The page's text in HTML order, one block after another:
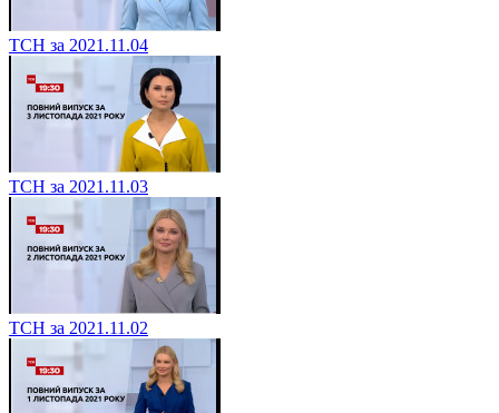
ТСН за 2021.11.04
ТСН за 2021.11.03
ТСН за 2021.11.02